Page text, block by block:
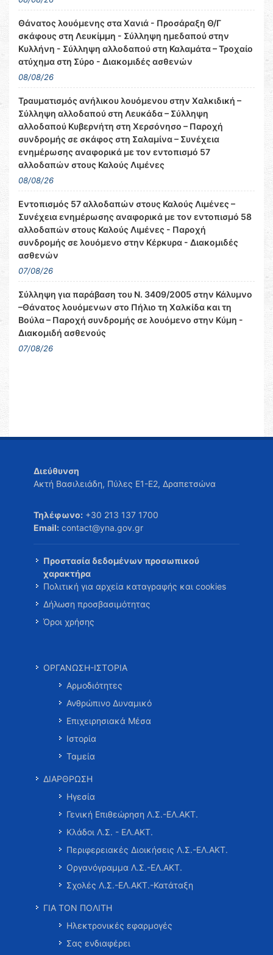
Θάνατος λουόμενης στα Χανιά - Προσάραξη Θ/Γ
σκάφους στη Λευκίμμη - Σύλληψη ημεδαπού στην
Κυλλήνη - Σύλληψη αλλοδαπού στη Καλαμάτα – Τροχαίο
ατύχημα στη Σύρο - Διακομιδές ασθενών
08/08/26
Τραυματισμός ανήλικου λουόμενου στην Χαλκιδική –
Σύλληψη αλλοδαπού στη Λευκάδα – Σύλληψη
αλλοδαπού Κυβερνήτη στη Χερσόνησο – Παροχή
συνδρομής σε σκάφος στη Σαλαμίνα – Συνέχεια
ενημέρωσης αναφορικά με τον εντοπισμό 57
αλλοδαπών στους Καλούς Λιμένες
08/08/26
Εντοπισμός 57 αλλοδαπών στους Καλούς Λιμένες –
Συνέχεια ενημέρωσης αναφορικά με τον εντοπισμό 58
αλλοδαπών στους Καλούς Λιμένες - Παροχή
συνδρομής σε λουόμενο στην Κέρκυρα - Διακομιδές
ασθενών
07/08/26
Σύλληψη για παράβαση του Ν. 3409/2005 στην Κάλυμνο
–Θάνατος λουόμενων στο Πήλιο τη Χαλκίδα και τη
Βούλα – Παροχή συνδρομής σε λουόμενο στην Κύμη -
Διακομιδή ασθενούς
07/08/26
Διεύθυνση
Ακτή Βασιλειάδη, Πύλες Ε1-Ε2, Δραπετσώνα
Τηλέφωνο: +30 213 137 1700
Email: contact@yna.gov.gr
Προστασία δεδομένων προσωπικού
χαρακτήρα
Πολιτική για αρχεία καταγραφής και cookies
Δήλωση προσβασιμότητας
Όροι χρήσης
ΟΡΓΑΝΩΣΗ-ΙΣΤΟΡΙΑ
Αρμοδιότητες
Ανθρώπινο Δυναμικό
Επιχειρησιακά Μέσα
Ιστορία
Ταμεία
ΔΙΑΡΘΡΩΣΗ
Ηγεσία
Γενική Επιθεώρηση Λ.Σ.-ΕΛ.ΑΚΤ.
Κλάδοι Λ.Σ. - ΕΛ.ΑΚΤ.
Περιφερειακές Διοικήσεις Λ.Σ.-ΕΛ.ΑΚΤ.
Οργανόγραμμα Λ.Σ.-ΕΛ.ΑΚΤ.
Σχολές Λ.Σ.-ΕΛ.ΑΚΤ.-Κατάταξη
ΓΙΑ ΤΟΝ ΠΟΛΙΤΗ
Ηλεκτρονικές εφαρμογές
Σας ενδιαφέρει